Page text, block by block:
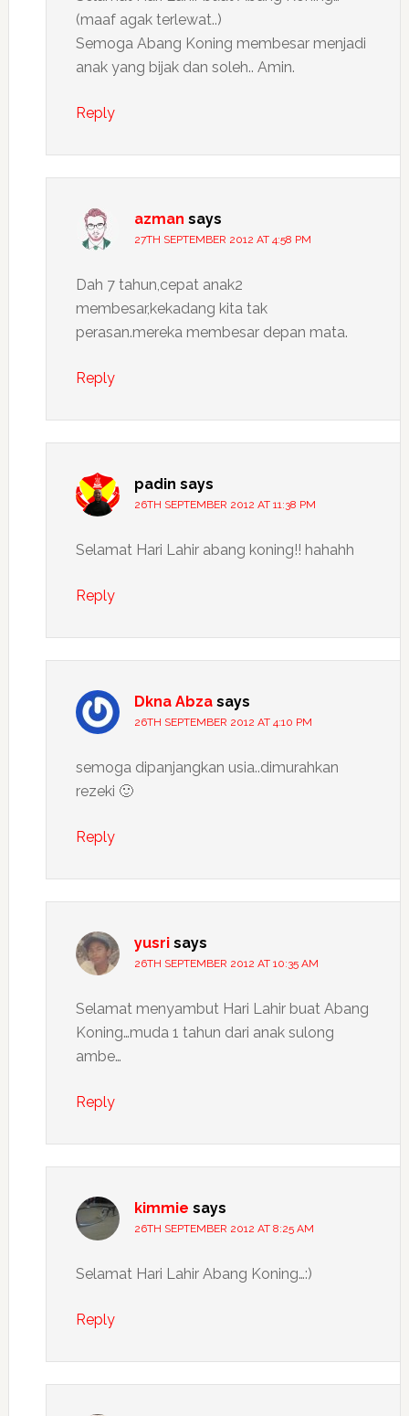
(maaf agak terlewat..)
Semoga Abang Koning membesar menjadi
anak yang bijak dan soleh.. Amin.
Reply
azman says
27TH SEPTEMBER 2012 AT 4:58 PM
Dah 7 tahun,cepat anak2
membesar,kekadang kita tak
perasan.mereka membesar depan mata.
Reply
padin says
26TH SEPTEMBER 2012 AT 11:38 PM
Selamat Hari Lahir abang koning!! hahahh
Reply
Dkna Abza says
26TH SEPTEMBER 2012 AT 4:10 PM
semoga dipanjangkan usia..dimurahkan
rezeki 🙂
Reply
yusri says
26TH SEPTEMBER 2012 AT 10:35 AM
Selamat menyambut Hari Lahir buat Abang
Koning…muda 1 tahun dari anak sulong
ambe…
Reply
kimmie says
26TH SEPTEMBER 2012 AT 8:25 AM
Selamat Hari Lahir Abang Koning…:)
Reply